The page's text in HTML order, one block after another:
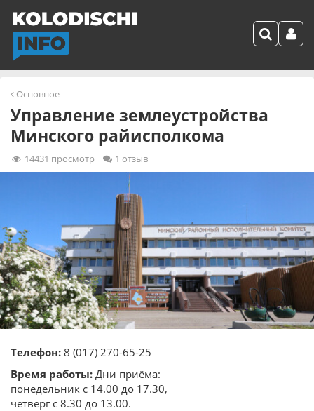
Основное
Управление землеустройства
Минского райисполкома
14431 просмотр 1 отзыв
Телефон: 8 (017) 270-65-25
Время работы: Дни приёма:
понедельник с 14.00 до 17.30,
четверг с 8.30 до 13.00.